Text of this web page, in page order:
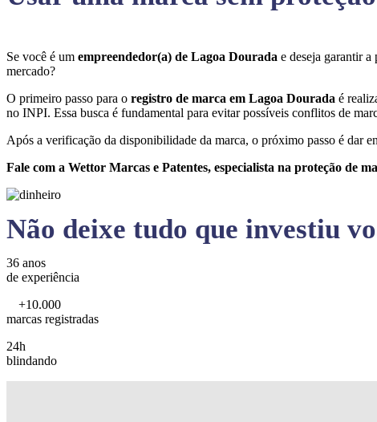
Se você é um empreendedor(a) de Lagoa Dourada e deseja garantir a
mercado?
O primeiro passo para o registro de marca em Lagoa Dourada é
no INPI. Essa busca é fundamental para evitar possíveis conflitos de
Após a verificação da disponibilidade da marca, o próximo passo é dar
Fale com a Wettor Marcas e Patentes, especialista na proteção de
Não deixe tudo que investiu
36 anos
de experiência
+10.000
marcas registradas
24h
blindando